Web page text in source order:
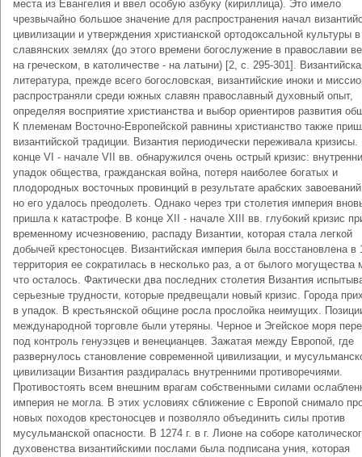
места из Евангелия и ввел особую азбуку (кириллица). Это имело
чрезвычайно большое значение для распространения начал
цивилизации и утверждения христианской ортодоксальной культуры в
славянских землях (до этого времени богослужение в православии
на греческом, в католичестве - на латыни) [2, с. 295-301].
литература, прежде всего богословская, византийские иноки и
распространяли среди южных славян православный духовный опыт,
определяя восприятие христианства и выбор ориентиров развития
К племенам Восточно-Европейской равнины христианство также
византийской традиции. Византия периодически переживала кризисы.
конце VI - начале VII вв. обнаружился очень острый кризис:
упадок общества, гражданская война, потеря наиболее богатых и
плодородных восточных провинций в результате арабских
но его удалось преодолеть. Однако через три столетия империя
пришла к катастрофе. В конце XII - начале XIII вв. глубокий кризис
временному исчезновению, распаду Византии, которая стала легкой
добычей крестоносцев. Византийская империя была восстановлена в
территория ее сократилась в несколько раз, а от былого могущества
что осталось. Фактически два последних столетия Византия
серьезные трудности, которые предвещали новый кризис. Города
в упадок. В крестьянской общине росла прослойка неимущих.
международной торговле были утеряны. Черное и Эгейское моря
под контроль генуэзцев и венецианцев. Зажатая между Европой, где
развернулось становление современной цивилизации, и
цивилизации Византия раздиралась внутренними противоречиями.
Противостоять всем внешним врагам собственными силами
империя не могла. В этих условиях сближение с Европой снимало
новых походов крестоносцев и позволяло объединить силы против
мусульманской опасности. В 1274 г. в г. Лионе на соборе
духовенства византийскими послами была подписана уния, которая